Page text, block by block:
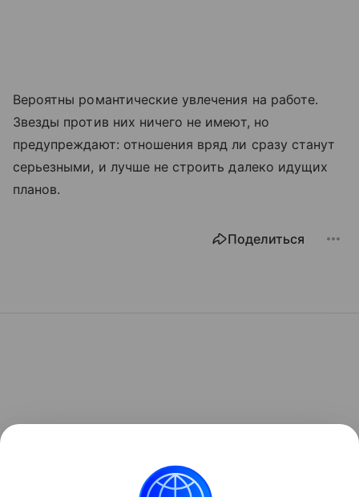
Вероятны романтические увлечения на работе.
Звезды против них ничего не имеют, но
предупреждают: отношения вряд ли сразу станут
серьезными, и лучше не строить далеко идущих
планов.
Поделиться